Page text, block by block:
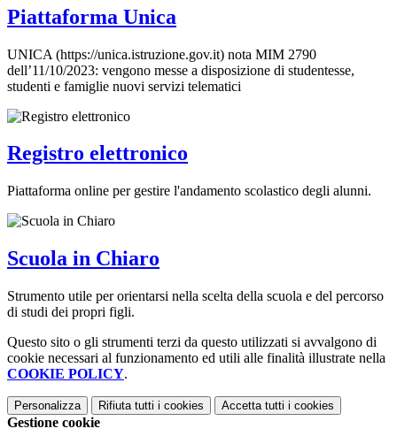
Piattaforma Unica
UNICA (https://unica.istruzione.gov.it) nota MIM 2790
dell’11/10/2023: vengono messe a disposizione di studentesse,
studenti e famiglie nuovi servizi telematici
Registro elettronico
Piattaforma online per gestire l'andamento scolastico degli alunni.
Scuola in Chiaro
Strumento utile per orientarsi nella scelta della scuola e del percorso
di studi dei propri figli.
Questo sito o gli strumenti terzi da questo utilizzati si avvalgono di
cookie necessari al funzionamento ed utili alle finalità illustrate nella
COOKIE POLICY.
Personalizza Rifiuta tutti i cookies Accetta tutti i cookies
Gestione cookie